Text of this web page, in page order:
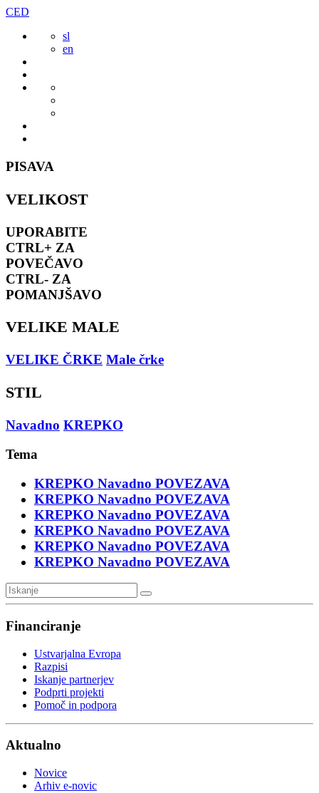
Preskoči
vsebine
CED
sl
en
PISAVA
VELIKOST
UPORABITE
CTRL+ ZA
POVEČAVO
CTRL- ZA
POMANJŠAVO
VELIKE MALE
VELIKE ČRKE Male črke
STIL
Navadno KREPKO
Tema
KREPKO Navadno POVEZAVA
KREPKO Navadno POVEZAVA
KREPKO Navadno POVEZAVA
KREPKO Navadno POVEZAVA
KREPKO Navadno POVEZAVA
KREPKO Navadno POVEZAVA
Financiranje
Ustvarjalna Evropa
Razpisi
Iskanje partnerjev
Podprti projekti
Pomoč in podpora
Aktualno
Novice
Arhiv e-novic